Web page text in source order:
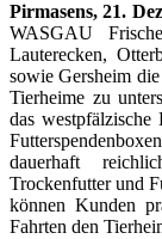
Pirmasens, 21.
WASGAU
Lauterecken,
sowie Gersheim
Tierheime zu
das
dauerhaft
Trockenfutter und
können Kunden
Fahrten den